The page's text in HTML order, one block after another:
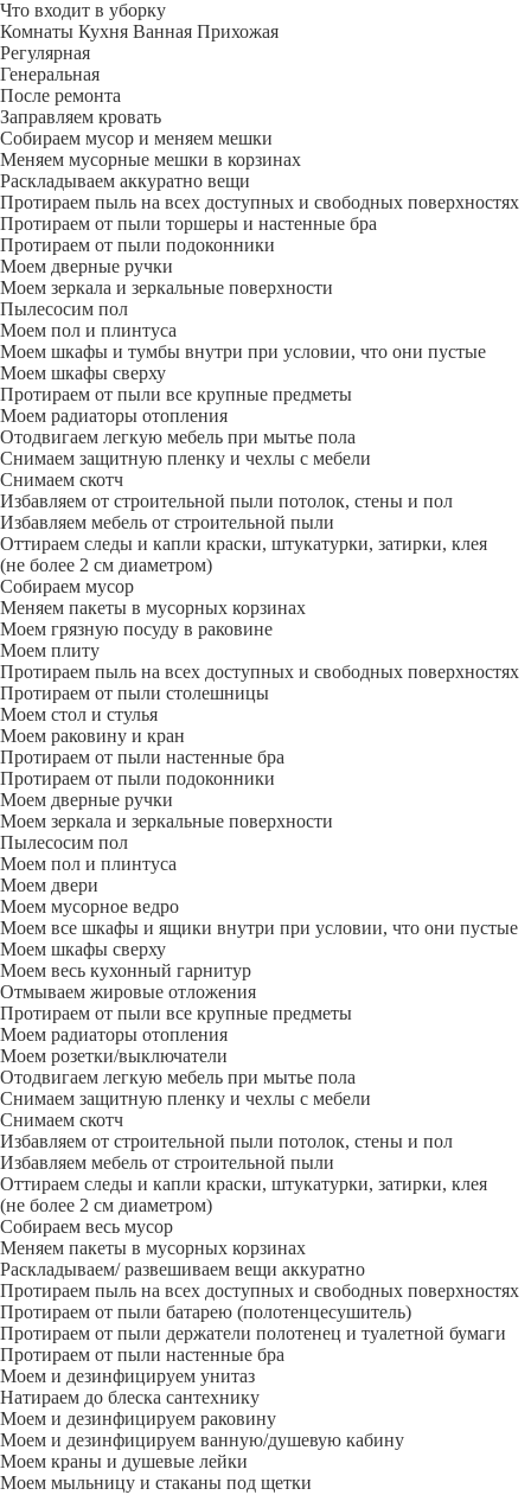
Что входит в уборку
Регу­лярная
Гене­ральная
После ремонта
Заправляем кровать
Собираем мусор и меняем мешки
Меняем мусорные мешки в корзинах
Раскладываем аккуратно вещи
Протираем пыль на всех доступных и свободных поверхностях
Протираем от пыли торшеры и настенные бра
Протираем от пыли подоконники
Моем дверные ручки
Моем зеркала и зеркальные поверхности
Пылесосим пол
Моем пол и плинтуса
Моем шкафы и тумбы внутри при условии, что они пустые
Моем шкафы сверху
Протираем от пыли все крупные предметы
Моем радиаторы отопления
Отодвигаем легкую мебель при мытье пола
Снимаем защитную пленку и чехлы с мебели
Снимаем скотч
Избавляем от строительной пыли потолок, стены и пол
Избавляем мебель от строительной пыли
Оттираем следы и капли краски, штукатурки, затирки, клея
(не более 2 см диаметром)
Собираем мусор
Меняем пакеты в мусорных корзинах
Моем грязную посуду в раковине
Моем плиту
Протираем пыль на всех доступных и свободных поверхностях
Протираем от пыли столешницы
Моем стол и стулья
Моем раковину и кран
Протираем от пыли настенные бра
Протираем от пыли подоконники
Моем дверные ручки
Моем зеркала и зеркальные поверхности
Пылесосим пол
Моем пол и плинтуса
Моем двери
Моем мусорное ведро
Моем все шкафы и ящики внутри при условии, что они пустые
Моем шкафы сверху
Моем весь кухонный гарнитур
Отмываем жировые отложения
Протираем от пыли все крупные предметы
Моем радиаторы отопления
Моем розетки/выключатели
Отодвигаем легкую мебель при мытье пола
Снимаем защитную пленку и чехлы с мебели
Снимаем скотч
Избавляем от строительной пыли потолок, стены и пол
Избавляем мебель от строительной пыли
Оттираем следы и капли краски, штукатурки, затирки, клея
(не более 2 см диаметром)
Собираем весь мусор
Меняем пакеты в мусорных корзинах
Раскладываем/ развешиваем вещи аккуратно
Протираем пыль на всех доступных и свободных поверхностях
Протираем от пыли батарею (полотенцесушитель)
Протираем от пыли держатели полотенец и туалетной бумаги
Протираем от пыли настенные бра
Моем и дезинфицируем унитаз
Натираем до блеска сантехнику
Моем и дезинфицируем раковину
Моем и дезинфицируем ванную/душевую кабину
Моем краны и душевые лейки
Моем мыльницу и стаканы под щетки